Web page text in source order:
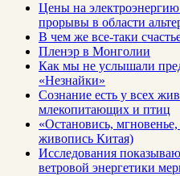
Цены на
прорывы в области
В чем же все-таки
Пленэр в Монголии
Как мы не услышали
«Незнайки»
Сознание есть у всех
млекопитающих и птиц
«Остановись,
живопись Китая)
Исследования
ветровой энергетики